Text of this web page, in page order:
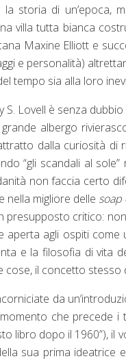
la storia di
villa tutta bianca
Maxine Elliott e
e personalità)
tempo sia alla loro
S. Lovell è senza
albergo
dalla curiosità
“gli scandali al
non faccia certo
nella migliore delle soap
presupposto critico:
aperta agli ospiti
e la filosofia di vita
cose, il concetto stesso
da
che precede i
libro dopo il 1960”), il
sua prima ideatrice